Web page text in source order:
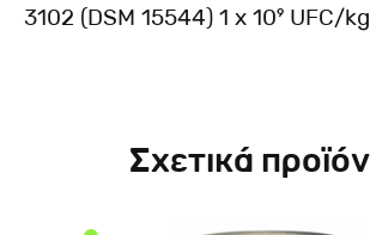
3102 (DSM 15544) 1 x 10⁹ UFC/kg
Σχετικά